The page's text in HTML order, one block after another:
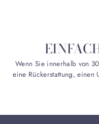
Wenn Sie innerhalb von
eine Rückerstattung, einen